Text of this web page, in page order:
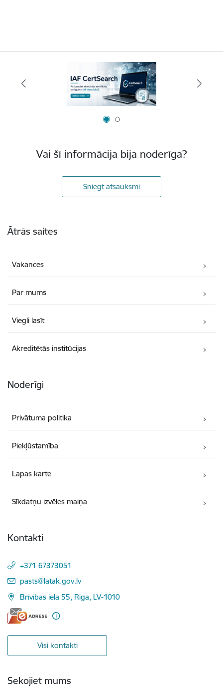
Vai šī informācija bija noderīga?
Sniegt atsauksmi
Ātrās saites
Vakances
Par mums
Viegli lasīt
Akreditētās institūcijas
Noderīgi
Privātuma politika
Piekļūstamība
Lapas karte
Sīkdatņu izvēles maiņa
Kontakti
+371 67373051
E-pasts:
pasts@latak.gov.lv
Brīvības iela 55, Rīga, LV-1010
Visi kontakti
Sekojiet mums